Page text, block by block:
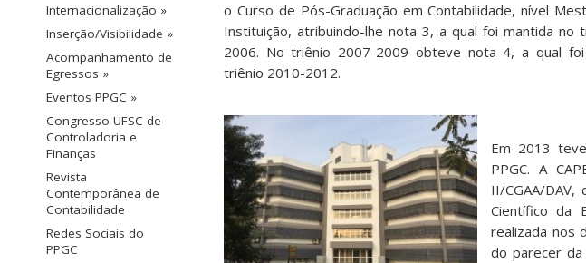
Internacionalização »
Inserção/Visibilidade »
Acompanhamento de
Egressos »
Eventos PPGC »
Congresso UFSC de
Controladoria e
Finanças
Revista
Contemporânea de
Contabilidade
Redes Sociais do
PPGC
o Curso de Pós-Graduação em Contabilidade, nível
Instituição, atribuindo-lhe nota 3, a qual foi mantida no
2006. No triênio 2007-2009 obteve nota 4, a qual
triênio 2010-2012.
Em 2013
PPGC. A
II/CGAA/
Científico da
realizada nos
do parecer da